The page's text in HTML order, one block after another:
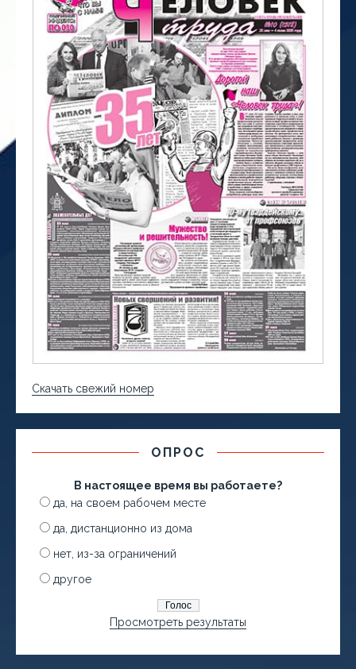
Скачать свежий номер
ОПРОС
В настоящее время вы работаете?
да, на своем рабочем месте
да, дистанционно из дома
нет, из-за ограничений
другое
Просмотреть результаты